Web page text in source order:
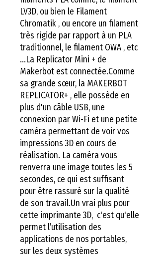
LV3D, ou bien le Filament
Chromatik , ou encore un filament
très rigide par rapport à un PLA
traditionnel, le filament OWA , etc
...La Replicator Mini + de
Makerbot est connectée.Comme
sa grande sœur, la MAKERBOT
REPLICATOR+ , elle possède en
plus d'un câble USB, une
connexion par Wi-Fi et une petite
caméra permettant de voir vos
impressions 3D en cours de
réalisation. La caméra vous
renverra une image toutes les 5
secondes, ce qui est suffisant
pour être rassuré sur la qualité
de son travail.Un vrai plus pour
cette imprimante 3D,  c'est qu'elle
permet l’utilisation des
applications de nos portables,
sur les deux systèmes